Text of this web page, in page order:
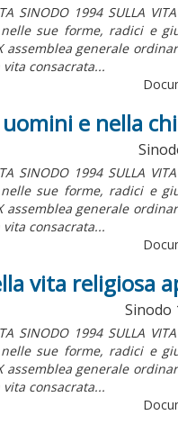
SINODO 1994 SULLA
sue forme, radici e
generale
consacrata...
e nella
SINODO 1994 SULLA
sue forme, radici e
generale
consacrata...
vita religiosa
Sinodo
SINODO 1994 SULLA
sue forme, radici e
generale
consacrata...